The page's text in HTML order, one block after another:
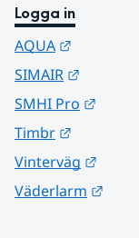
Logga in
AQUA
SIMAIR
SMHI Pro
Timbr
Vinterväg
Väderlarm